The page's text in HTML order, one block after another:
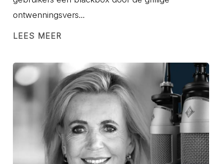
ontwenningsvers...
LEES MEER